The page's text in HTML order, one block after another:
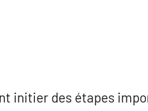
initier des étapes